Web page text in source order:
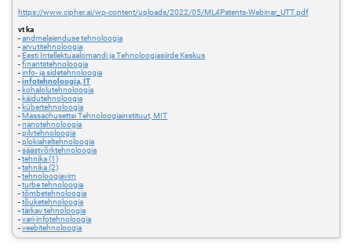
https://www.cipher.ai/wp-content/uploads/2022/05/ML4Patents-Webinar_UTT.pdf
vt ka
-andmelaienduse tehnoloogia
-arvutitehnoloogia
-Eesti Intellektuaalomandi ja Tehnoloogiasiirde Keskus
-finantstehnoloogia
-info- ja sidetehnoloogia
-infotehnoloogia, IT
- kohalolutehnoloogia
- käidutehnoloogia
- kübertehnoloogia
-Massachusettsi Tehnoloogiainstituut, MIT
-nanotehnoloogia
-pilvtehnoloogia
-plokiaheltehnoloogia
-säästvõrktehnoloogia
-tehnika (1)
-tehnika (2)
-tehnoloogiavirn
-turbe tehnoloogia
-tõmbetehnoloogia
-tõuketehnoloogia
-tärkav tehnoloogia
-vari-infotehnoloogia
-veebitehnoloogia